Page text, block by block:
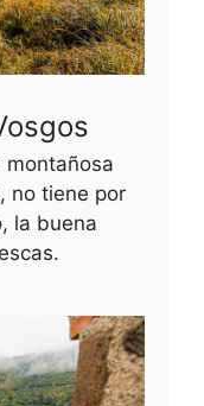
montañosa
no tiene por
la buena